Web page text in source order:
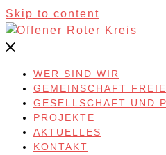
Skip to content
WER SIND WIR
GEMEINSCHAFT
GESELLSCHAFT UND
PROJEKTE
AKTUELLES
KONTAKT